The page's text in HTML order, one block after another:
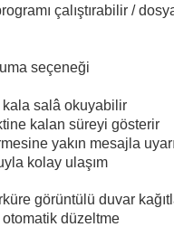
çalıştırabilir /
seçeneği
kala salâ okuyabilir
kalan süreyi gösterir
yakın mesajla
kolay ulaşım
görüntülü duvar
otomatik düzeltme